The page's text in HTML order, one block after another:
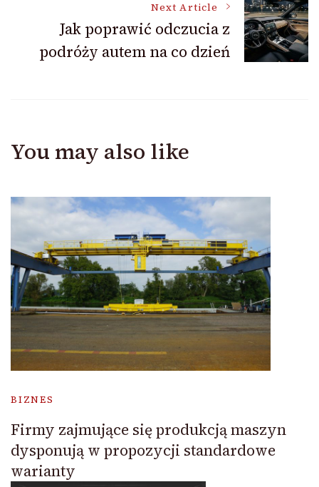
Next Article
Jak poprawić odczucia z
podróży autem na co dzień
You may also like
BIZNES
Firmy zajmujące się produkcją maszyn
dysponują w propozycji standardowe
warianty